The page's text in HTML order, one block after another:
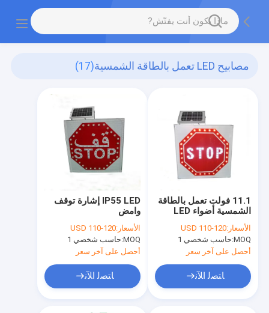
مصابيح LED تعمل بالطاقة الشمسية (17)
IP55 LED إشارة توقف
وامض
الأسعار:USD 110-120
MOQ: حاسب شخصي 1
أحصل على آخر سعر
ﺎﺘﺼﻟ ﺍﻶﻧ
11.1 فولت تعمل بالطاقة
الشمسية أضواء LED
وامضة
الأسعار:USD 110-120
MOQ: حاسب شخصي 1
أحصل على آخر سعر
ﺎﺘﺼﻟ ﺍﻶﻧ